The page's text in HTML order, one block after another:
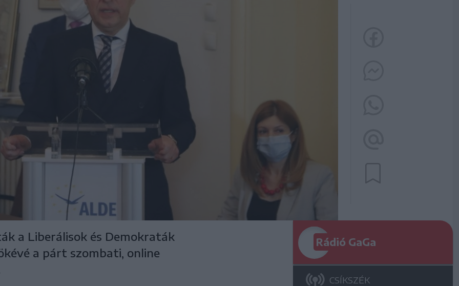
a Liberálisok és Demokraták
a párt szombati, online
Rádió GaGa
CSÍKSZÉK